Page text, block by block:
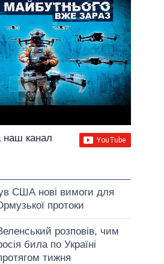
наш канал
США нові вимоги для
протоки
розповів, чим
била по Україні
тижня